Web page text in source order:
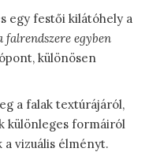
egy festői kilátóhely a
falrendszere egyben
különösen
a falak textúrájáról,
különleges formáiról
a vizuális élményt.